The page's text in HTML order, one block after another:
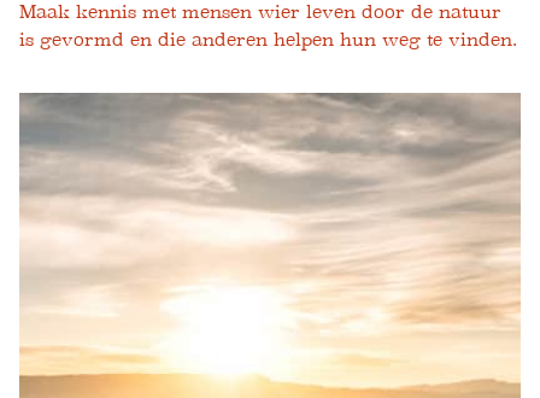
Maak kennis met mensen wier leven door de natuur
is gevormd en die anderen helpen hun weg te vinden.